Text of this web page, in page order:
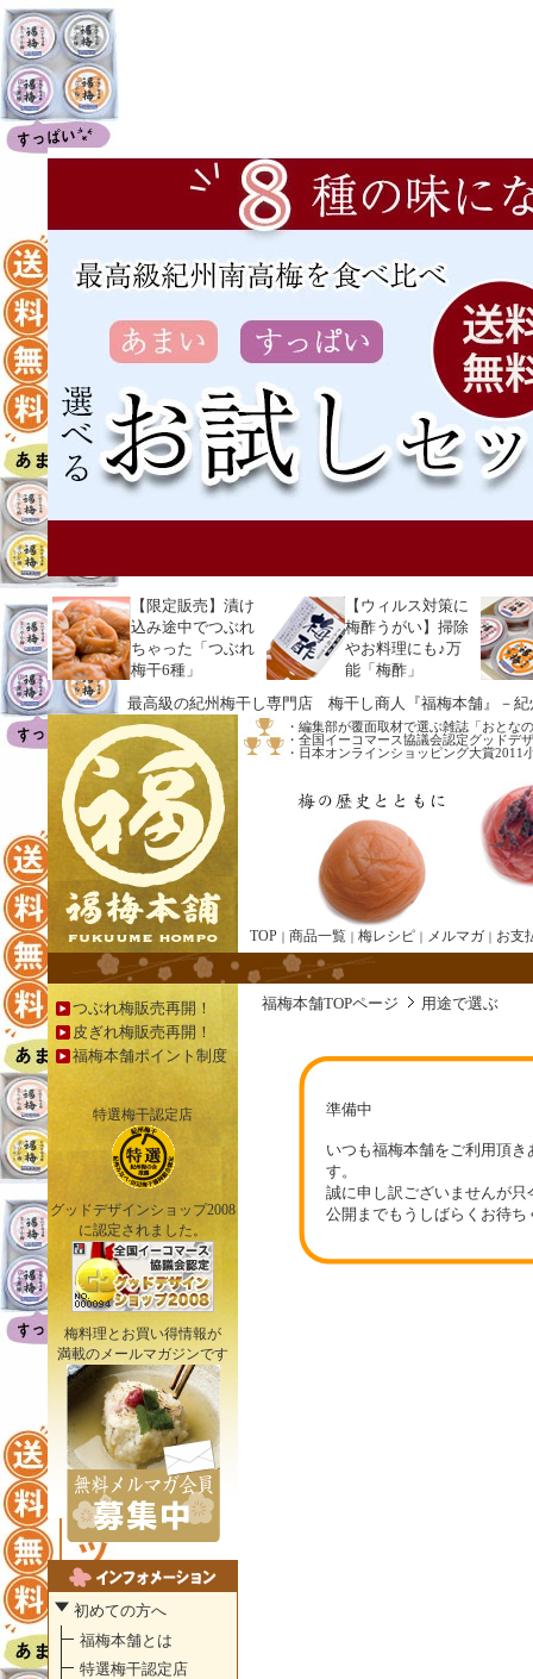
【 限定販売】漬け
込み途中でつぶれ
ちゃった「つぶれ
梅干6種」
【ウィルス対策に
梅酢うがい】掃除
やお料理にも♪万
能「梅酢」
最高級の紀州梅干し専門店 梅干し商人『福梅本舗』－
・編集部が覆面取材で選ぶ雑誌「おとな
・全国イーコマース協議会認定グッドデ
・日本オンラインショッピング大賞2011
TOP ｜ 商品一覧 ｜ 梅レシピ ｜ メルマガ ｜ お支
つぶれ梅販売再開！
皮ぎれ梅販売再開！
福梅本舗ポイント制度
特選梅干認定店
グッドデザインショップ2008
に認定されました。
梅料理とお買い得情報が
満載のメールマガジンです
初めての方へ
福梅本舗とは
特選梅干認定店
福梅本舗TOPページ 用途で選ぶ
準備中
いつも福梅本舗をご利用頂
す。
誠に申し訳ございませんが
公開までもうしばらくお待ち